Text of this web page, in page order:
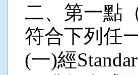
二、第一點
符合下列任
(一)經